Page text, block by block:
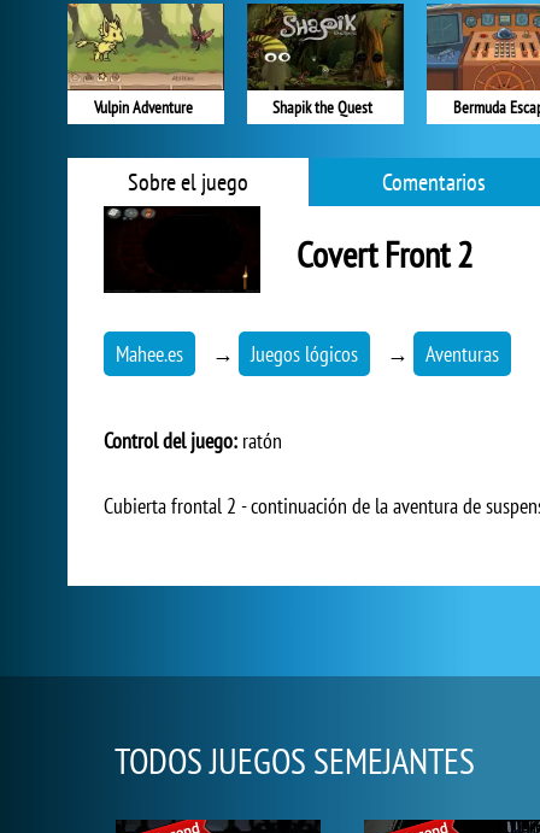
Vulpin Adventure Shapik the Quest Bermuda
Sobre el juego Comentarios
Covert Front 2
Mahee.es → Juegos lógicos → Aventuras
Control del juego: ratón
Cubierta frontal 2 - continuación de la aventura de
TODOS JUEGOS SEMEJANTES